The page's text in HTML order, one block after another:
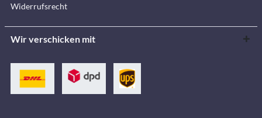
Widerrufsrecht
Wir verschicken mit